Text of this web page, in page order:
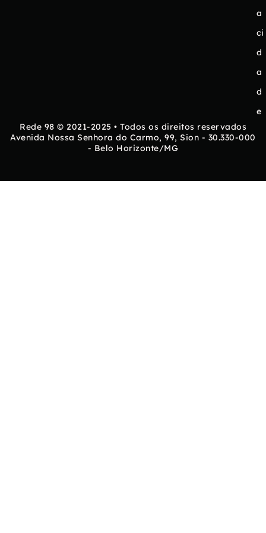
a
ci
d
a
d
e
Rede 98 © 2021-2025 • Todos os direitos reservados
Avenida Nossa Senhora do Carmo, 99, Sion - 30.330-000
- Belo Horizonte/MG